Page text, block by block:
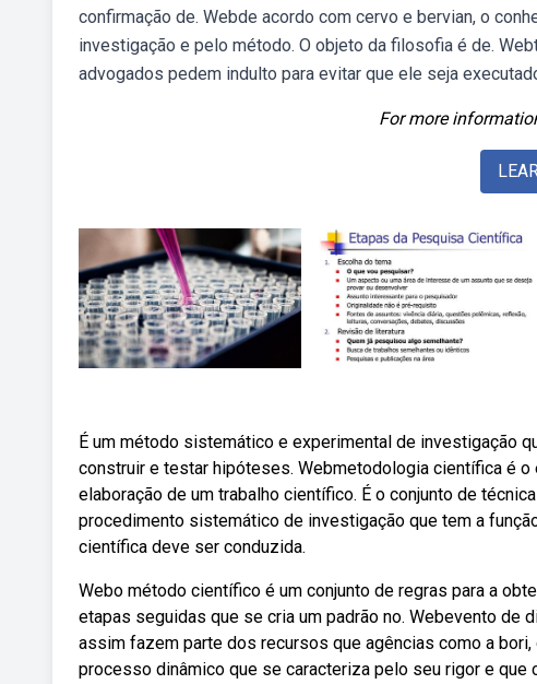
confirmação de. Webde acordo com cervo e bervian, o
investigação e pelo método. O objeto da filosofia é de.
advogados pedem indulto para evitar que ele seja
For more
É um método sistemático e experimental de investigação
construir e testar hipóteses. Webmetodologia científica é
elaboração de um trabalho científico. É o conjunto de
procedimento sistemático de investigação que tem a
científica deve ser conduzida.
Webo método científico é um conjunto de regras para a
etapas seguidas que se cria um padrão no. Webevento de
assim fazem parte dos recursos que agências como a
processo dinâmico que se caracteriza pelo seu rigor e